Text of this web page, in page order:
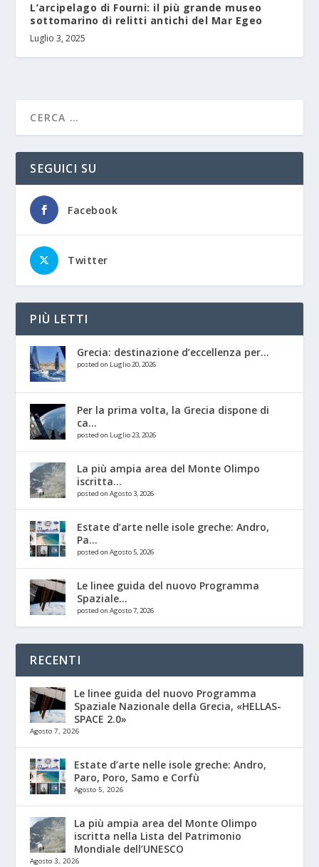
L’arcipelago di Fourni: il più grande museo
sottomarino di relitti antichi del Mar Egeo
Luglio 3, 2025
SEGUICI SU
Facebook
Twitter
PIÙ LETTI
Grecia: destinazione d’eccellenza per...
posted on Luglio 20, 2026
Per la prima volta, la Grecia dispone di
ca...
posted on Luglio 23, 2026
La più ampia area del Monte Olimpo
iscritta...
posted on Agosto 3, 2026
Estate d’arte nelle isole greche: Andro,
Pa...
posted on Agosto 5, 2026
Le linee guida del nuovo Programma
Spaziale...
posted on Agosto 7, 2026
RECENTI
Le linee guida del nuovo Programma
Spaziale Nazionale della Grecia, «HELLAS-
SPACE 2.0»
Agosto 7, 2026
Estate d’arte nelle isole greche: Andro,
Paro, Poro, Samo e Corfù
Agosto 5, 2026
La più ampia area del Monte Olimpo
iscritta nella Lista del Patrimonio
Mondiale dell’UNESCO
Agosto 3, 2026